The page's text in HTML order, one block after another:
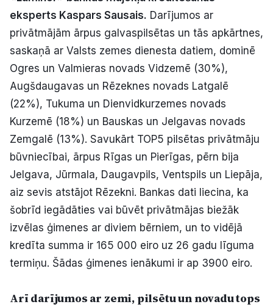
Facebook Instagram YouTube
E-avīze Abonē
eksperts Kaspars Sausais. Darījumos ar
privātmājām ārpus galvaspilsētas un tās apkārtnes,
saskaņā ar Valsts zemes dienesta datiem, dominē
Ogres un Valmieras novads Vidzemē (30%),
Augšdaugavas un Rēzeknes novads Latgalē
(22%), Tukuma un Dienvidkurzemes novads
Kurzemē (18%) un Bauskas un Jelgavas novads
Zemgalē (13%). Savukārt TOP5 pilsētas privātmāju
būvniecībai, ārpus Rīgas un Pierīgas, pērn bija
Jelgava, Jūrmala, Daugavpils, Ventspils un Liepāja,
aiz sevis atstājot Rēzekni. Bankas dati liecina, ka
šobrīd iegādāties vai būvēt privātmājas biežāk
izvēlas ģimenes ar diviem bērniem, un to vidējā
kredīta summa ir 165 000 eiro uz 26 gadu līguma
termiņu. Šādas ģimenes ienākumi ir ap 3900 eiro.
Arī darījumos ar zemi, pilsētu un novadu tops